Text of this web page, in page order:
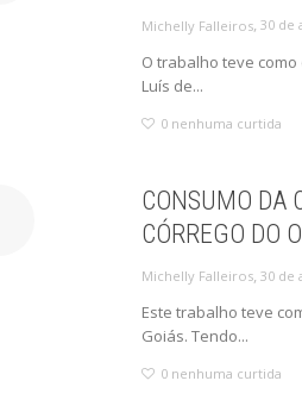
Michelly Falleiros,30 de
O trabalho teve
Luís de...
0 nenhuma curtida
CONSUMO DA
CÓRREGO DO
Michelly Falleiros ,30 de
Este trabalho teve
Goiás. Tendo...
0 nenhuma curtida